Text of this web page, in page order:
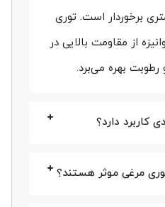
از قیمت روز توری مرغی
یا سرد)، کیفیت مفتول،
1 اینچ و طول رول 45 متری برخوردار است. توری
از مقاومت بالایی در
رطوبت بهره می‌برد.
کاربرد دارد؟
مرغی موثر هستند؟